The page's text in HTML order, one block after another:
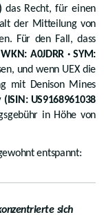
das Recht, für einen
der Mitteilung von
Für den Fall, dass
A0JDRR · SYM:
und wenn UEX die
mit Denison Mines
US9168961038
in Höhe von
entspannt:
sich